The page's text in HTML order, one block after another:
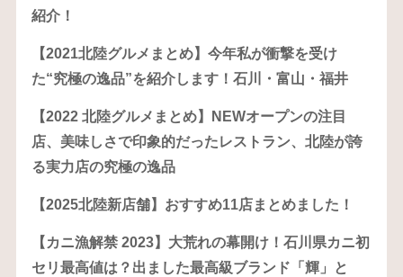
紹介！
【2021北陸グルメまとめ】今年私が衝撃を受け
た“究極の逸品”を紹介します！石川・富山・福井
【2022 北陸グルメまとめ】NEWオープンの注目
店、美味しさで印象的だったレストラン、北陸が誇
る実力店の究極の逸品
【2025北陸新店舗】おすすめ11店まとめました！
【カニ漁解禁 2023】大荒れの幕開け！石川県カニ初
セリ最高値は？出ました最高級ブランド「輝」と